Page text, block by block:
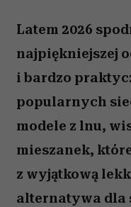
Latem 2026
najpiękniejszej
i bardzo
popularnych
modele z lnu,
mieszanek,
z wyjątkową
alternatywa dla